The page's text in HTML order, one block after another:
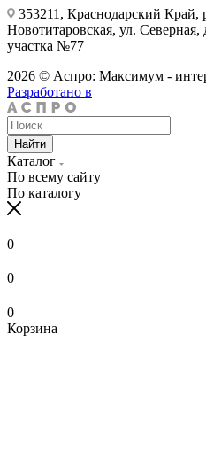
353211, Краснодарский Край,
Новотитаровская, ул. Северная,
участка №77
2026 © Аспро: Максимум -
Разработано в
Найти
Каталог
По всему сайту
По каталогу
0
0
0
Корзина